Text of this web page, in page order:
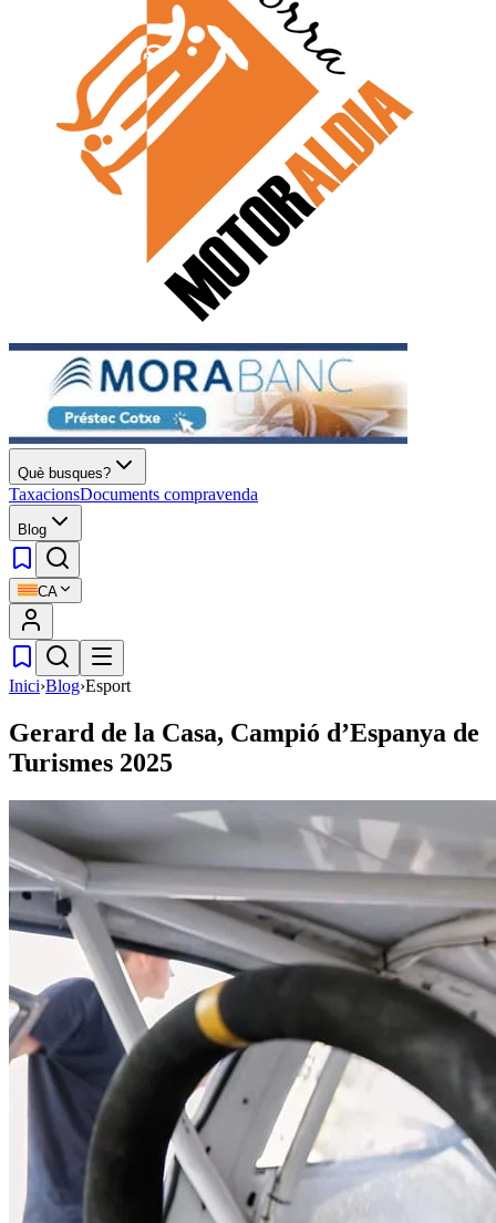
Què busques?
TaxacionsDocuments compravenda
Blog
CA
Inici›Blog›Esport
Gerard de la Casa, Campió d’Espanya de
Turismes 2025